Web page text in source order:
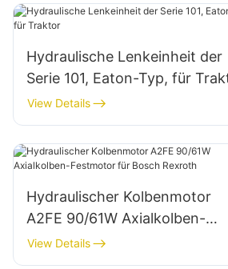
Hydraulische Lenkeinheit der
Serie 101, Eaton-Typ, für
View Details
Hydraulischer Kolbenmotor
A2FE 90/61W Axialkolben-
Festmotor für Bosch Rexroth
View Details